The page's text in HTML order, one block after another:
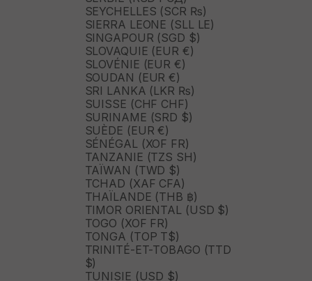
SEYCHELLES (SCR ₨)
SIERRA LEONE (SLL LE)
SINGAPOUR (SGD $)
SLOVAQUIE (EUR €)
SLOVÉNIE (EUR €)
SOUDAN (EUR €)
SRI LANKA (LKR ₨)
SUISSE (CHF CHF)
SURINAME (SRD $)
SUÈDE (EUR €)
SÉNÉGAL (XOF FR)
TANZANIE (TZS SH)
TAÏWAN (TWD $)
TCHAD (XAF CFA)
THAÏLANDE (THB ฿)
TIMOR ORIENTAL (USD $)
TOGO (XOF FR)
TONGA (TOP T$)
TRINITÉ-ET-TOBAGO (TTD
$)
TUNISIE (USD $)